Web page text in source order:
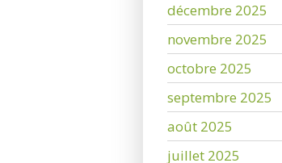
décembre 2025
novembre 2025
octobre 2025
septembre 2025
août 2025
juillet 2025